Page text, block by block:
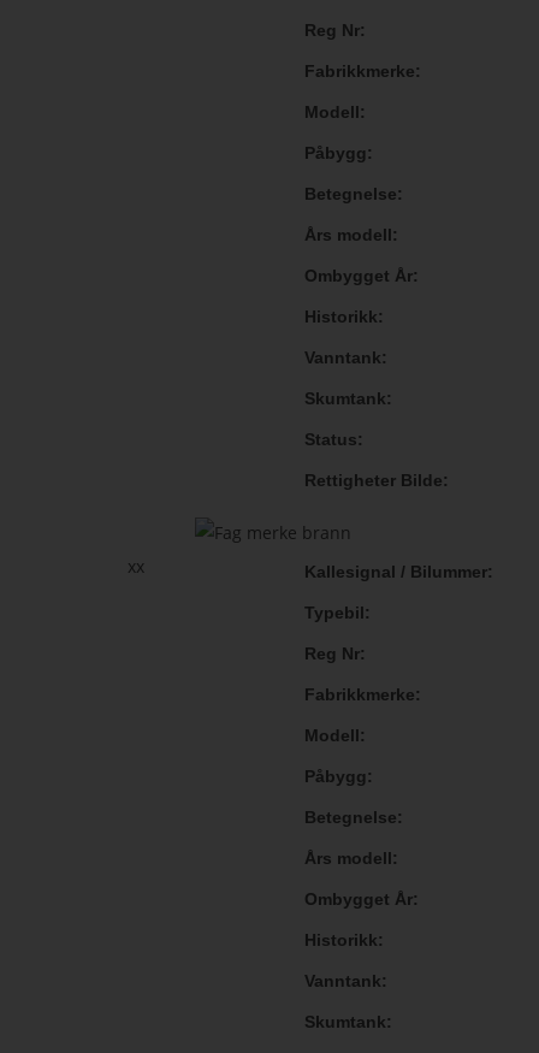
Reg Nr
Fabrikkmerke
Modell
Påbygg
Betegnelse
Års modell
Ombygget År
Historikk
Vanntank
Skumtank
Status
Rettigheter Bilde
xx Kallesignal / Bilummer
Typebil
Reg Nr
Fabrikkmerke
Modell
Påbygg
Betegnelse
Års modell
Ombygget År
Historikk
Vanntank
Skumtank